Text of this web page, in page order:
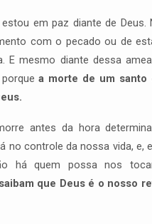
em paz diante de Deus.
com o pecado ou de
E mesmo diante dessa
porquea morte de um santo
antes da hora
no controle da nossa vida, e,
há quem possa nos
que Deus é o nosso